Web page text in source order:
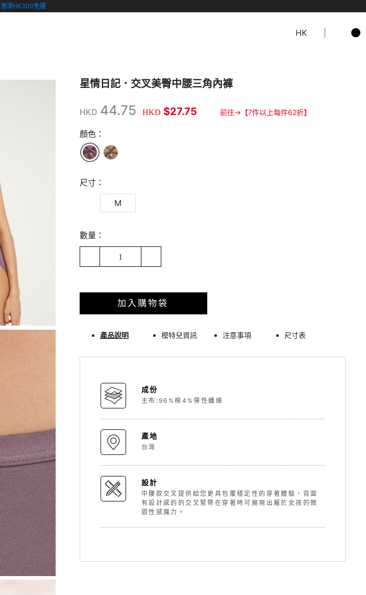
港澳HK300免運
HK
星情日記．交叉美臀中腰三角內褲
HKD 44.75 HKD $27.75 前往→【7件以上每件62折】
顏色：
尺寸：
M
數量：
1
加入購物袋
產品說明 模特兒資訊 注意事項 尺寸表
成份
主布:96%棉4%彈性纖維
產地
台灣
設計
中腰款交叉提供給您更具包覆穩定性的穿著體驗，背面
有設計感的的交叉緊帶在穿著時可展現出屬於女孩的微
甜性感魔力。